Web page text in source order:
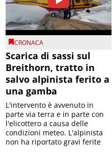
CRONACA
Scarica di sassi sul
Breithorn, tratto in
salvo alpinista ferito a
una gamba
L'intervento è avvenuto in
parte via terra e in parte con
l'elicottero a causa delle
condizioni meteo. L'alpinista
non ha riportato gravi ferite